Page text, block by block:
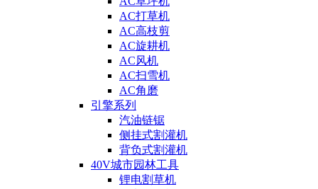
AC打草机
AC高枝剪
AC旋耕机
AC风机
AC扫雪机
AC角磨
引擎系列
汽油链锯
侧挂式割灌机
背负式割灌机
40V城市园林工具
锂电割草机